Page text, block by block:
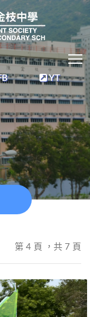
YT
第 4 頁 ，共 7 頁